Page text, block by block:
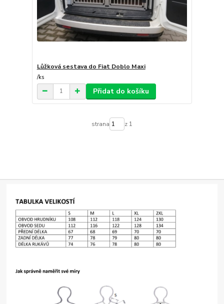
Lůžková sestava do Fiat Doblo Maxi
/ks
Přidat do košíku
strana z 1